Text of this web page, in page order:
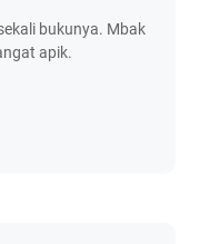
bukunya. Mbak
apik.